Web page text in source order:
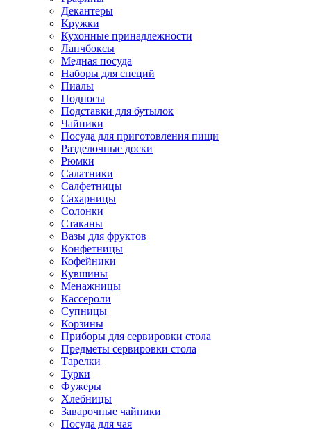
Декантеры
Кружки
Кухонные принадлежности
Ланчбоксы
Медная посуда
Наборы для специй
Пиалы
Подносы
Подставки для бутылок
Чайники
Посуда для приготовления пищи
Разделочные доски
Рюмки
Салатники
Салфетницы
Сахарницы
Солонки
Стаканы
Вазы для фруктов
Конфетницы
Кофейники
Кувшины
Менажницы
Кассероли
Супницы
Корзины
Приборы для сервировки стола
Предметы сервировки стола
Тарелки
Турки
Фужеры
Хлебницы
Заварочные чайники
Посуда для чая